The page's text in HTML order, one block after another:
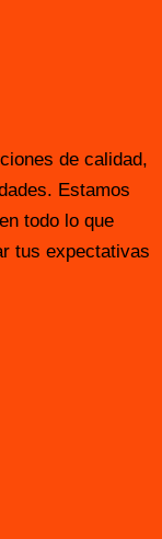
de calidad,
Estamos
todo lo que
tus expectativas